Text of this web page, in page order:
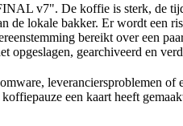
v7". De koffie is sterk, de
de lokale bakker. Er wordt een
bereikt over een
opgeslagen, gearchiveerd en
leveranciersproblemen of
een kaart heeft